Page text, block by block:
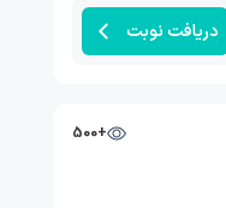
دریافت نوبت
+500